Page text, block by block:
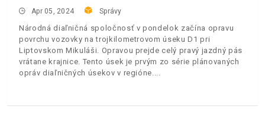
Apr 05, 2024 Správy
Národná diaľničná spoločnosť v pondelok začína opravu
povrchu vozovky na trojkilometrovom úseku D1 pri
Liptovskom Mikuláši. Opravou prejde celý pravý jazdný pás
vrátane krajnice. Tento úsek je prvým zo série plánovaných
opráv diaľničných úsekov v regióne.